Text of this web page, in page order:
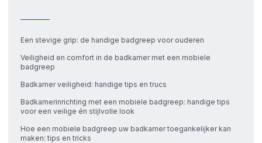
Een stevige grip: de handige badgreep voor ouderen
Veiligheid en comfort in de badkamer met een mobiele
badgreep
Badkamer veiligheid: handige tips en trucs
Badkamerinrichting met een mobiele badgreep: handige tips
voor een veilige én stijlvolle look
Hoe een mobiele badgreep uw badkamer toegankelijker kan
maken: tips en tricks